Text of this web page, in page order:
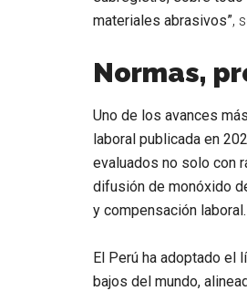
materiales abrasivos”,
Normas,
Uno de los avances
laboral publicada en
evaluados no solo con
difusión de monóxido
y compensación laboral.
El Perú ha adoptado el
bajos del mundo,